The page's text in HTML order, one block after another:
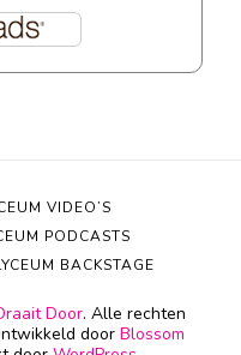
Door. Alle rechten
door Blossom
VIDEO’S
PODCASTS
BACKSTAGE